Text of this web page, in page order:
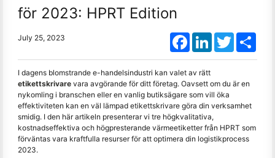
för 2023: HPRT Edition
July 25, 2023 FacebookLinkedInTwitter
I dagens blomstrande e-handelsindustri kan valet av rätt
etikettskrivare vara avgörande för ditt företag. Oavsett om du är en
nykomling i branschen eller en vanlig butiksägare som vill öka
effektiviteten kan en väl lämpad etikettskrivare göra din verksamhet
smidig. I den här artikeln presenterar vi tre högkvalitativa,
kostnadseffektiva och högpresterande värmeetiketter från HPRT som
förväntas vara kraftfulla resurser för att optimera din logistikprocess
2023.